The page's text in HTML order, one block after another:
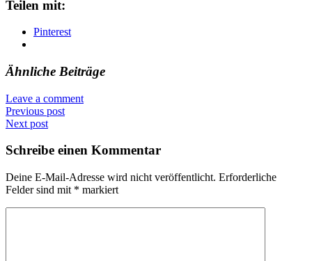
Teilen mit:
Pinterest
Ähnliche Beiträge
Leave a comment
Previous post
Next post
Schreibe einen Kommentar
Deine E-Mail-Adresse wird nicht veröffentlicht. Erforderliche
Felder sind mit * markiert